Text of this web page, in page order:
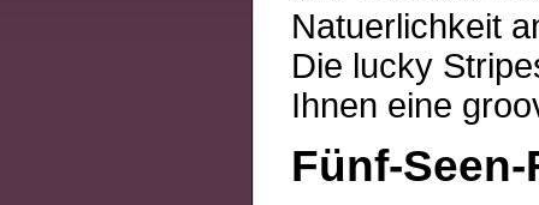
Natuerlichkeit
Die lucky
Ihnen eine
Fünf-